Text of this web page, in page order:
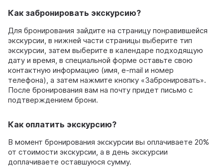
Как забронировать экскурсию?
Для бронирования зайдите на страницу понравившейся
экскурсии, в нижней части страницы выберите тип
экскурсии, затем выберите в календаре подходящую
дату и время, в специальной форме оставьте свою
контактную информацию (имя, e-mail и номер
телефона), а затем нажмите кнопку «Забронировать».
После бронирования вам на почту придет письмо с
подтверждением брони.
Как оплатить экскурсию?
В момент бронирования экскурсии вы оплачиваете 20%
от стоимости экскурсии, а в день экскурсии
доплачиваете оставшуюся сумму.